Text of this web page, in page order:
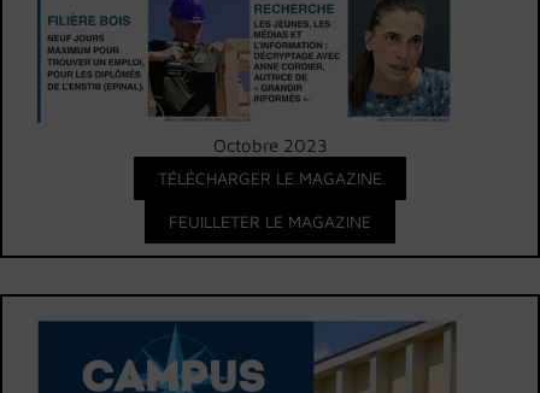
Octobre 2023
TÉLÉCHARGER LE MAGAZINE
FEUILLETER LE MAGAZINE